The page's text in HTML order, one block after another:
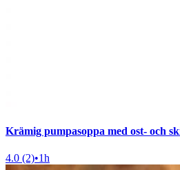
Krämig pumpasoppa med ost- och
4.0 (2)•1h